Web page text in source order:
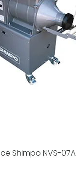
Shimpo NVS-07A